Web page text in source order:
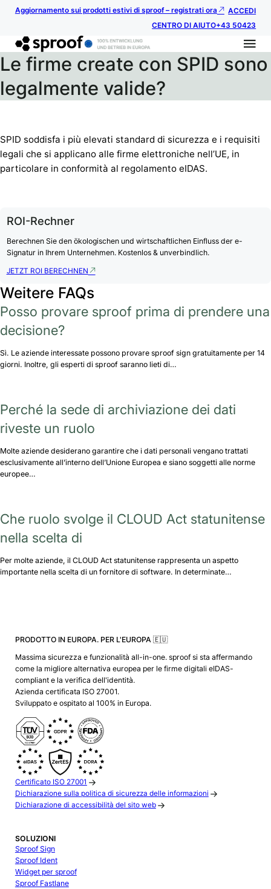
Aggiornamento sui prodotti estivi di sproof – registrati ora
ACCEDI
CENTRO DI AIUTO+43 50423
Le firme create con SPID sono
legalmente valide?
SPID soddisfa i più elevati standard di sicurezza e i requisiti
legali che si applicano alle firme elettroniche nell’UE, in
particolare in conformità al regolamento eIDAS.
ROI-Rechner
Berechnen Sie den ökologischen und wirtschaftlichen Einfluss der e-
Signatur in Ihrem Unternehmen. Kostenlos & unverbindlich.
JETZT ROI BERECHNEN
Weitere FAQs
Posso provare sproof prima di prendere una
decisione?
Sì. Le aziende interessate possono provare sproof sign gratuitamente per 14
giorni. Inoltre, gli esperti di sproof saranno lieti di…
Perché la sede di archiviazione dei dati
riveste un ruolo
Molte aziende desiderano garantire che i dati personali vengano trattati
esclusivamente all’interno dell’Unione Europea e siano soggetti alle norme
europee…
Che ruolo svolge il CLOUD Act statunitense
nella scelta di
Per molte aziende, il CLOUD Act statunitense rappresenta un aspetto
importante nella scelta di un fornitore di software. In determinate…
PRODOTTO IN EUROPA. PER L'EUROPA 🇪🇺
Massima sicurezza e funzionalità all-in-one. sproof si sta affermando
come la migliore alternativa europea per le firme digitali eIDAS-
compliant e la verifica dell'identità.
Azienda certificata ISO 27001.
Sviluppato e ospitato al 100% in Europa.
Certificato ISO 27001
Dichiarazione sulla politica di sicurezza delle informazioni
Dichiarazione di accessibilità del sito web
SOLUZIONI
Sproof Sign
Sproof Ident
Widget per sproof
Sproof Fastlane